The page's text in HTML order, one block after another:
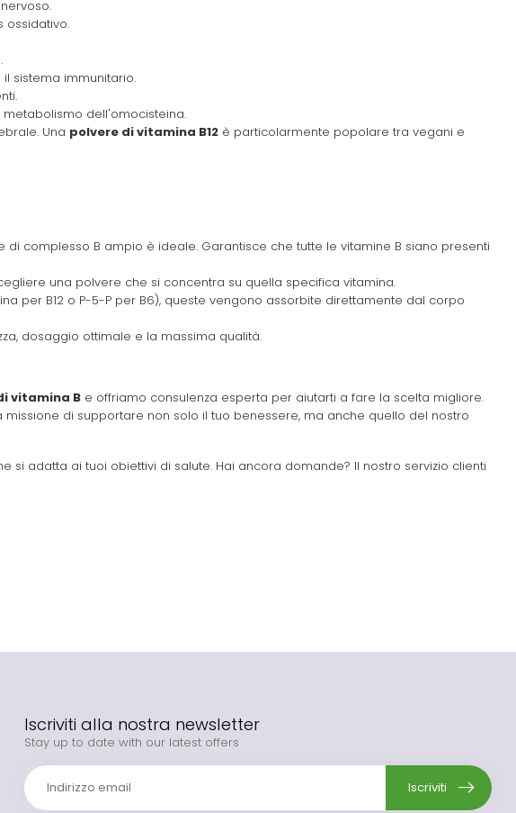
ossidativo.
sistema immunitario.
dell'omocisteina.
Una polvere di vitamina B12 è particolarmente popolare tra vegani e
complesso B ampio è ideale. Garantisce che tutte le vitamine B siano presenti
una polvere che si concentra su quella specifica vitamina.
per B12 o P-5-P per B6), queste vengono assorbite direttamente dal corpo
dosaggio ottimale e la massima qualità.
vitamina B e offriamo consulenza esperta per aiutarti a fare la scelta migliore.
missione di supportare non solo il tuo benessere, ma anche quello del nostro
si adatta ai tuoi obiettivi di salute. Hai ancora domande? Il nostro servizio clienti
Iscriviti alla nostra newsletter
Stay up to date with our latest offers
Iscriviti